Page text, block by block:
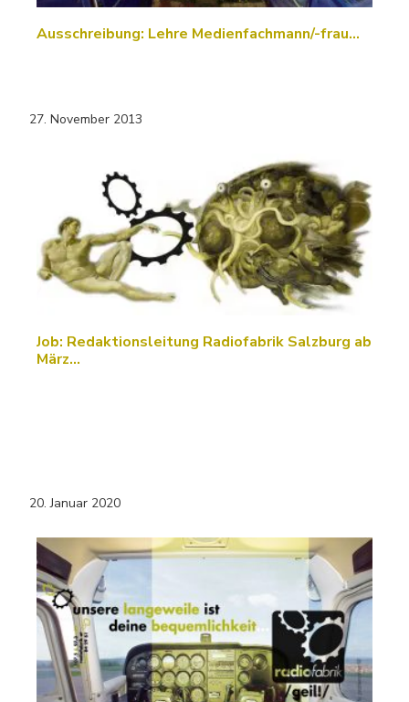
Ausschreibung: Lehre Medienfachmann/-frau…
27. November 2013
Job: Redaktionsleitung Radiofabrik Salzburg ab
März…
20. Januar 2020